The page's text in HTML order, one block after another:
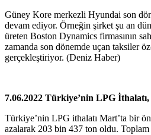
Güney Kore merkezli Hyundai son
devam ediyor. Örneğin şirket şu an
üreten Boston Dynamics firmasının
zamanda son dönemde uçan taksiler
gerçekleştiriyor. (Deniz Haber)
7.06.2022 Türkiye’nin LPG
Türkiye’nin LPG ithalatı Mart’ta bir
azalarak 203 bin 437 ton oldu. Toplam